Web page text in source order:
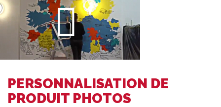
PERSONNALISATION DE
PRODUIT PHOTOS